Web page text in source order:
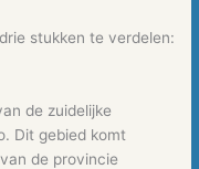
stukken te verdelen:
de zuidelijke
Dit gebied komt
de provincie